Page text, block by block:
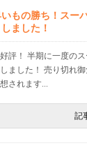
もの勝ち！スー
しました！
評！ 半期に一度の
しました！ 売り切れ
されます...
記